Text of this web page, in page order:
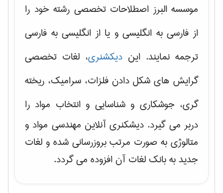
موسسه البرز اصطلاحات تخصصی رشته خود را
از فارسی به انگلیسی و یا از انگلیسی به فارسی
ترجمه نمایند. این دیکشنری، لغات تخصصی
گرایش های شکل دادن فلزات، سرامیک، ریخته
گری، جوشکاری و شناسایی و انتخاب مواد را
دربر می گیرد. دیشکنری آنلاین مهندسی مواد و
متالوژی به صورت مرتب بروزرسانی شده و لغات
جدید به بانک لغات آن افزوده می گردد.